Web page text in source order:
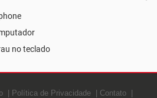
no teclado
Política de Privacidade Contato